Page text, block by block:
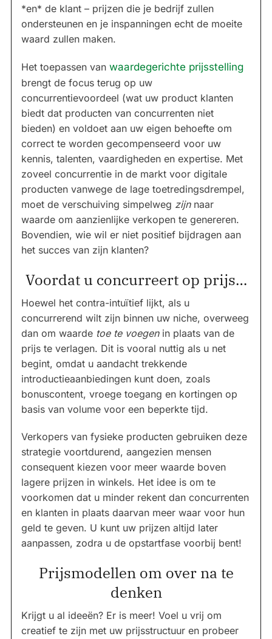
*en* de klant – prijzen die je bedrijf zullen
ondersteunen en je inspanningen echt de moeite
waard zullen maken.
Het toepassen van waardegerichte prijsstelling
brengt de focus terug op uw
concurrentievoordeel (wat uw product klanten
biedt dat producten van concurrenten niet
bieden) en voldoet aan uw eigen behoefte om
correct te worden gecompenseerd voor uw
kennis, talenten, vaardigheden en expertise. Met
zoveel concurrentie in de markt voor digitale
producten vanwege de lage toetredingsdrempel,
moet de verschuiving simpelweg zijnnaar
waarde om aanzienlijke verkopen te genereren.
Bovendien, wie wil er niet positief bijdragen aan
het succes van zijn klanten?
Voordat u concurreert op prijs…
Hoewel het contra-intuïtief lijkt, als u
concurrerend wilt zijn binnen uw niche, overweeg
dan om waarde toe te voegenin plaats van de
prijs te verlagen. Dit is vooral nuttig als u net
begint, omdat u aandacht trekkende
introductieaanbiedingen kunt doen, zoals
bonuscontent, vroege toegang en kortingen op
basis van volume voor een beperkte tijd.
Verkopers van fysieke producten gebruiken deze
strategie voortdurend, aangezien mensen
consequent kiezen voor meer waarde boven
lagere prijzen in winkels. Het idee is om te
voorkomen dat u minder rekent dan concurrenten
en klanten in plaats daarvan meer waar voor hun
geld te geven. U kunt uw prijzen altijd later
aanpassen, zodra u de opstartfase voorbij bent!
Prijsmodellen om over na te
denken
Krijgt u al ideeën? Er is meer! Voel u vrij om
creatief te zijn met uw prijsstructuur en probeer